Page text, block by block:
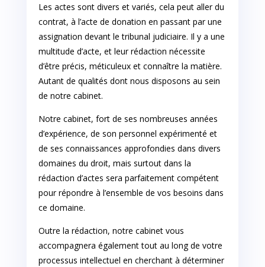
Les actes sont divers et variés, cela peut aller du
contrat, à l’acte de donation en passant par une
assignation devant le tribunal judiciaire. Il y a une
multitude d’acte, et leur rédaction nécessite
d’être précis, méticuleux et connaître la matière.
Autant de qualités dont nous disposons au sein
de notre cabinet.
Notre cabinet, fort de ses nombreuses années
d’expérience, de son personnel expérimenté et
de ses connaissances approfondies dans divers
domaines du droit, mais surtout dans la
rédaction d’actes sera parfaitement compétent
pour répondre à l’ensemble de vos besoins dans
ce domaine.
Outre la rédaction, notre cabinet vous
accompagnera également tout au long de votre
processus intellectuel en cherchant à déterminer